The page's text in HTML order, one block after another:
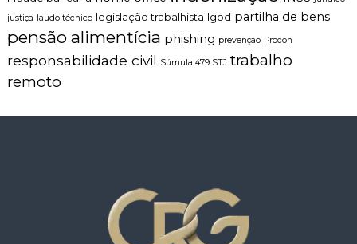
justiça laudo técnico legislação trabalhista lgpd partilha de bens
pensão alimentícia phishing prevenção Procon
responsabilidade civil Súmula 479 STJ trabalho
remoto